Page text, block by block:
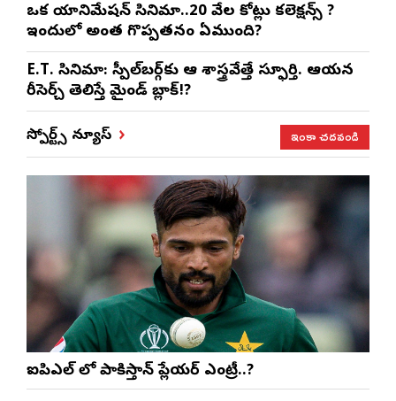
ఒక యానిమేషన్ సినిమా..20 వేల కోట్లు కలెక్షన్స్ ?
ఇందులో అంత గొప్పతనం ఏముంది?
E.T. సినిమా: స్పీల్‌బర్గ్‌కు ఆ శాస్త్రవేత్తే స్ఫూర్తి. ఆయన
రీసెర్చ్ తెలిస్తే మైండ్ బ్లాక్!?
స్పోర్ట్స్ న్యూస్ ఇంకా చదవండి
ఐపిఎల్ లో పాకిస్తాన్ ప్లేయర్ ఎంట్రీ..?